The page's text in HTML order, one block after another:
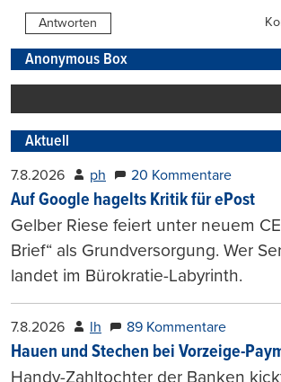
Antworten
Anonymous Box
Aktuell
7.8.2026 ph 20 Kommentare
Auf Google hagelts Kritik für ePost
Gelber Riese feiert unter neuem
Brief“ als Grundversorgung. Wer
landet im Bürokratie-Labyrinth.
7.8.2026 lh 89 Kommentare
Hauen und Stechen bei Vorzeige-
Handy-Zahltochter der Banken